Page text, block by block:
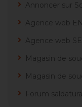
Annoncer sur
Agence web
Agence web
Magasin de
Magasin de
Forum saldatura